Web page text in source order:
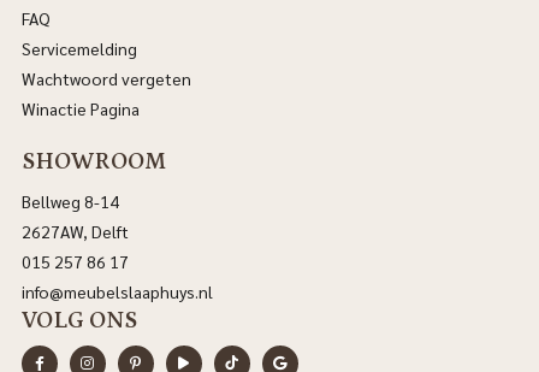
FAQ
Servicemelding
Wachtwoord vergeten
Winactie Pagina
SHOWROOM
Bellweg 8-14
2627AW, Delft
015 257 86 17
info@meubelslaaphuys.nl
VOLG ONS